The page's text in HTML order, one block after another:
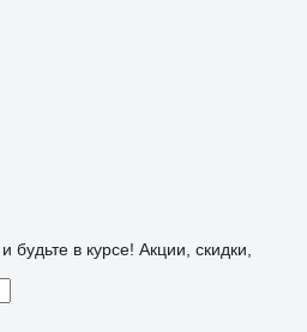
и будьте в курсе! Акции, скидки,